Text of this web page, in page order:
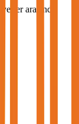
arasında